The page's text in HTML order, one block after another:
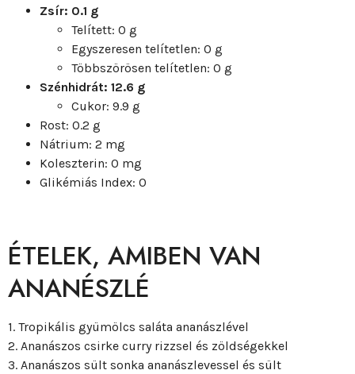
Zsír: 0.1 g
Telített: 0 g
Egyszeresen telítetlen: 0 g
Többszörösen telítetlen: 0 g
Szénhidrát: 12.6 g
Cukor: 9.9 g
Rost: 0.2 g
Nátrium: 2 mg
Koleszterin: 0 mg
Glikémiás Index: 0
ÉTELEK, AMIBEN VAN
ANANÉSZLÉ
1. Tropikális gyümölcs saláta ananászlével
2. Ananászos csirke curry rizzsel és zöldségekkel
3. Ananászos sült sonka ananászlevessel és sült